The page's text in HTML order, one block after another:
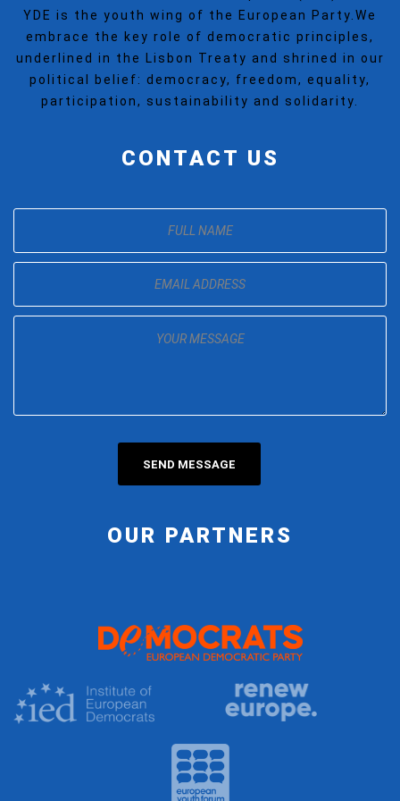
YDE is the youth wing of the European Party.We
embrace the key role of democratic principles,
underlined in the Lisbon Treaty and shrined in our
political belief: democracy, freedom, equality,
participation, sustainability and solidarity.
CONTACT US
OUR PARTNERS